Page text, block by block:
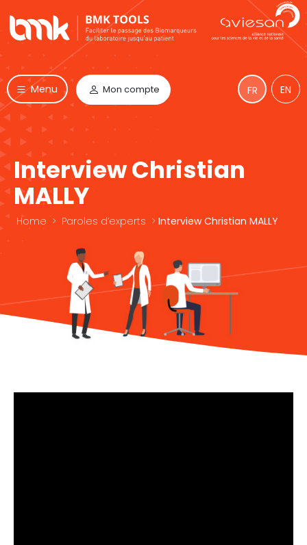
Menu Mon compte FR EN
Interview Christian
MALLY
Home > Paroles d’experts > Interview Christian MALLY